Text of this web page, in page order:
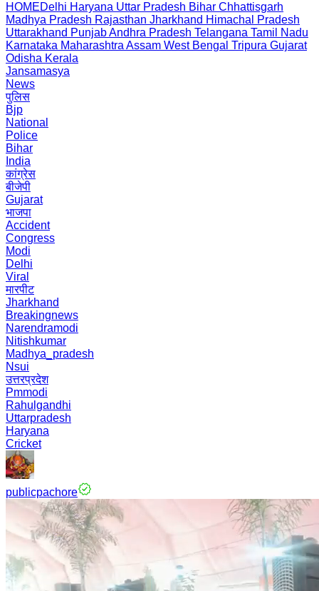
HOMEDelhi Haryana Uttar Pradesh Bihar Chhattisgarh
Madhya Pradesh Rajasthan Jharkhand Himachal Pradesh
Uttarakhand PunjabAndhra Pradesh Telangana Tamil Nadu
Karnataka Maharashtra Assam West Bengal Tripura Gujarat
Odisha Kerala
Jansamasya
News
पुलिस
Bjp
National
Police
Bihar
India
कांग्रेस
बीजेपी
Gujarat
भाजपा
Accident
Congress
Modi
Delhi
Viral
मारपीट
Jharkhand
Breakingnews
Narendramodi
Nitishkumar
Madhya_pradesh
Nsui
उत्तरप्रदेश
Pmmodi
Rahulgandhi
Uttarpradesh
Haryana
Cricket
publicpachore